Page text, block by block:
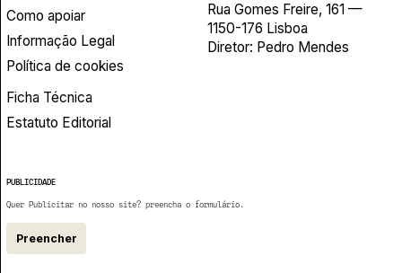
Como apoiar
Informação Legal
Política de cookies
Ficha Técnica
Estatuto Editorial
Rua Gomes Freire, 161 —
1150-176 Lisboa
Diretor: Pedro Mendes
PUBLICIDADE
Quer Publicitar no nosso site? preencha o formulário.
Preencher